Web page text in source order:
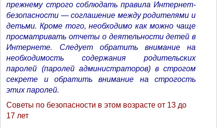
прежнему строго соблюдать правила Интернет-
безопасности — соглашение между родителями и
детьми. Кроме того, необходимо как можно чаще
просматривать отчеты о деятельности детей в
Интернете. Следует обратить внимание на
необходимость содержания родительских
паролей (паролей администраторов) в строгом
секрете и обратить внимание на строгость
этих паролей.
Советы по безопасности в этом возрасте от 13 до
17 лет